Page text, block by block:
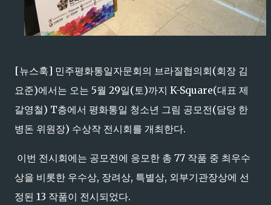
[뉴스훅] 민주평화통일자문회의 브라질협의회(회장 김
요준)에서는 오는 5월 29일(토)까지 K-Square(대표 제
갈영철) T층에서 평화통일 청소년 그림 공모전(담당 한
병돈 위원장) 수상작 전시회를 개최한다.
이번 전시회에는 공모전에 응모한 총 77 작품 중 최우수
상을 비롯한 우수상, 장려상, 특별상, 외부기관장상에 선
정된 13 작품이 전시되었다.